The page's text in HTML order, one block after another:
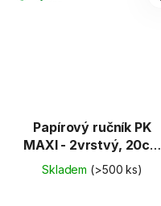
Papírový ručník PK
MAXI - 2vrstvý, 20cm
x 138m
Skladem (>500 ks)